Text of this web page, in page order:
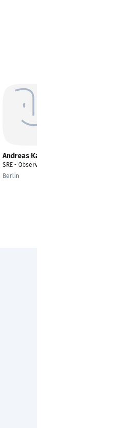
Andreas Kaminski
SRE - Observability
Berlin